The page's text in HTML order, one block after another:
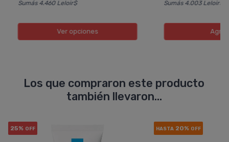
Sumás 4.460 Leloir$
Ver opciones
Sumás 4.003 Leloir$
Los que compraron este producto
también llevaron...
25% OFF HASTA 20% OFF